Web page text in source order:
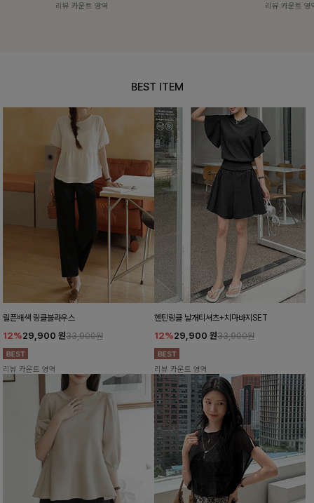
리뷰 카운트 영역 리뷰 카운트 영
BEST ITEM
릴픈배색 링클블라우스
12%29,900 원33,900원
리뷰 카운트 영역
헨틴링클 날개티셔츠+치마바지SET
12%29,900 원33,900원
리뷰 카운트 영역